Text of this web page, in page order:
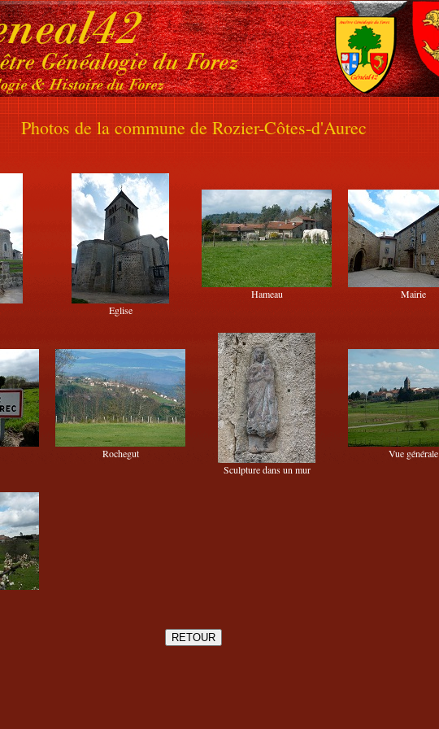
Photos de la commune de Rozier-Côtes-d'Aurec
Eglise
Hameau Mairie
Rochegut
Sculpture dans un mur
Vue générale